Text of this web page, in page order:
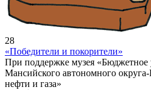
28
«Победители и покорители»
При поддержке музея
Мансийского автономного
нефти и газа»